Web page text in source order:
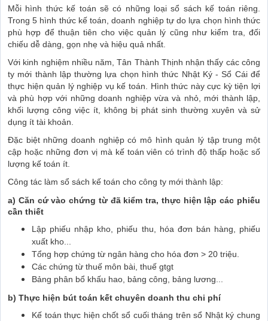
Mỗi hình thức kế toán sẽ có những loại sổ sách kế toán riêng.
Trong 5 hình thức kế toán, doanh nghiệp tự do lựa chọn hình thức
phù hợp để thuận tiên cho việc quản lý cũng như kiểm tra, đối
chiếu dễ dàng, gọn nhẹ và hiệu quả nhất.
Với kinh nghiệm nhiều năm, Tân Thành Thịnh nhận thấy các công
ty mới thành lập thường lựa chọn hình thức Nhật Ký - Sổ Cái để
thực hiện quản lý nghiệp vụ kế toán. Hình thức này cực kỳ tiện lợi
và phù hợp với những doanh nghiệp vừa và nhỏ, mới thành lập,
khối lượng công việc ít, không bị phát sinh thường xuyên và sử
dụng ít tài khoản.
Đặc biệt những doanh nghiệp có mô hình quản lý tập trung một
cập hoặc những đơn vị mà kế toán viên có trình độ thấp hoặc số
lượng kế toán ít.
Công tác làm sổ sách kế toán cho công ty mới thành lập:
a) Căn cứ vào chứng từ đã kiểm tra, thực hiện lập các phiếu
cần thiết
Lập phiếu nhập kho, phiếu thu, hóa đơn bán hàng, phiếu
xuất kho...
Tổng hợp chứng từ ngân hàng cho hóa đơn > 20 triệu.
Các chứng từ thuế môn bài, thuế gtgt
Bảng phân bổ khấu hao, bảng công, bảng lương...
b) Thực hiện bút toán kết chuyên doanh thu chi phí
Kế toán thực hiện chốt sổ cuối tháng trên sổ Nhật ký chung